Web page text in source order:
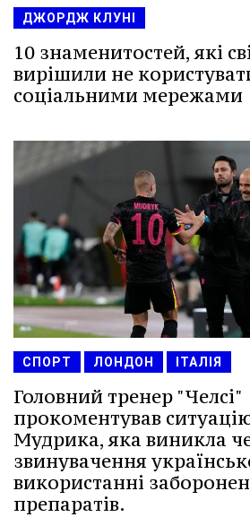
ДЖОРДЖ КЛУНІ
10 знаменитостей, які
вирішили не
соціальними мережами
СПОРТ ЛОНДОН ІТАЛІЯ
Головний тренер "Челсі"
прокоментував
Мудрика, яка виникла
звинувачення
використанні
препаратів.